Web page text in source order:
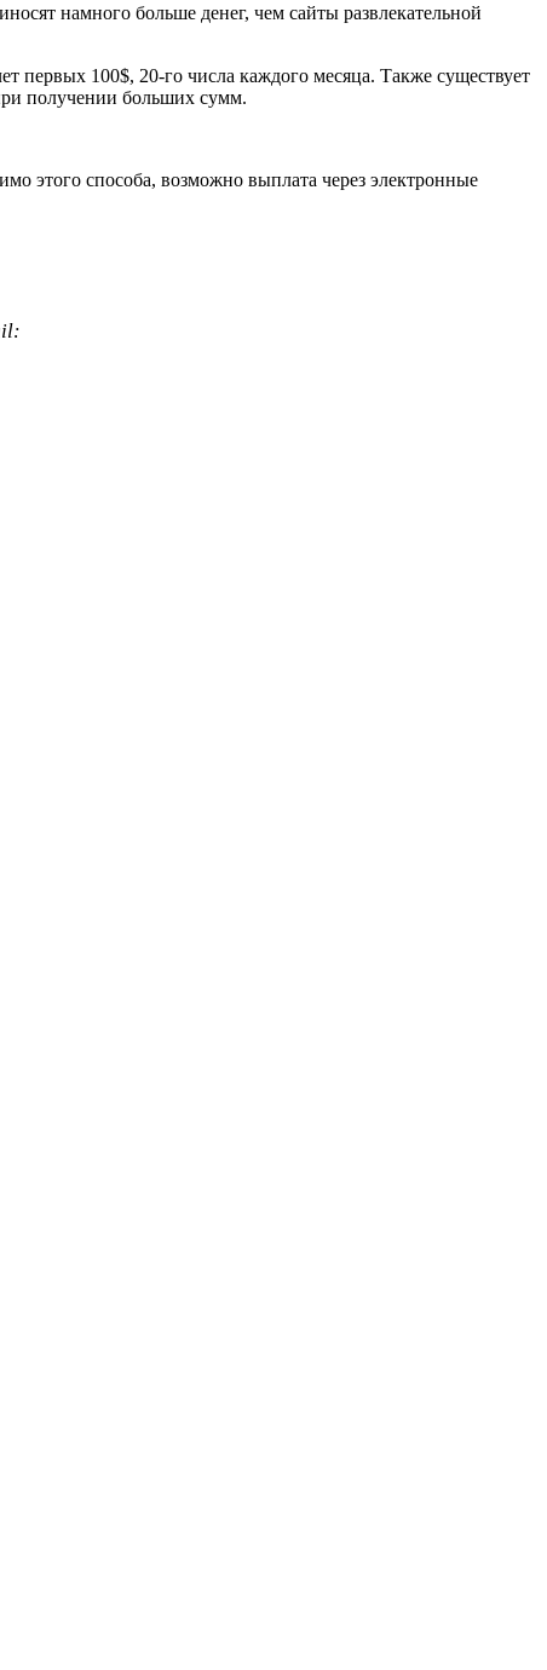
намного больше денег, чем сайты развлекательной
первых 100$, 20-го числа каждого месяца. Также существует
получении больших сумм.
этого способа, возможно выплата через электронные